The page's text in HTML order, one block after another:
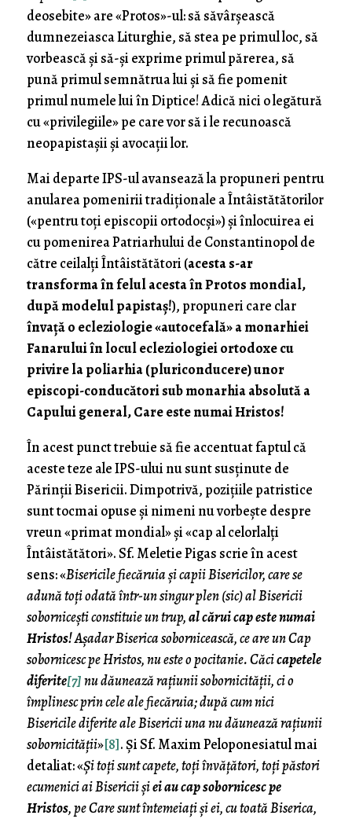
deosebite» are «Protos»-ul: să săvârșească
dumnezeiasca Liturghie, să stea pe primul loc, să
vorbească și să-și exprime primul părerea, să
pună primul semnătrua lui și să fie pomenit
primul numele lui în Diptice! Adică nici o legătură
cu «privilegiile» pe care vor să i le recunoască
neopapistașii și avocații lor.
Mai departe IPS-ul avansează la propuneri pentru
anularea pomenirii tradiționale a Întâistătătorilor
(«pentru toți episcopii ortodocși») și înlocuirea ei
cu pomenirea Patriarhului de Constantinopol de
către ceilalți Întâistătători (acesta s-ar
transforma în felul acesta în Protos mondial,
după modelul papistaș!), propuneri care clar
învață o ecleziologie «autocefală» a monarhiei
Fanarului în locul ecleziologiei ortodoxe cu
privire la poliarhia (pluriconducere) unor
episcopi-conducători sub monarhia absolută a
Capului general, Care este numai Hristos!
În acest punct trebuie să fie accentuat faptul că
aceste teze ale IPS-ului nu sunt susținute de
Părinții Bisericii. Dimpotrivă, pozițiile patristice
sunt tocmai opuse și nimeni nu vorbește despre
vreun «primat mondial» și «cap al celorlalți
Întâistătători». Sf. Meletie Pigas scrie în acest
sens: «Bisericile fiecăruia și capii Bisericilor, care se
adună toți odată într-un singur plen (sic) al Bisericii
sobornicești constituie un trup,al cărui cap este numai
Hristos! Așadar Biserica sobornicească, ce are un Cap
sobornicesc pe Hristos, nu este o pocitanie. Căcicapetele
diferite[7]nu dăunează rațiunii sobornicității, ci o
împlinesc prin cele ale fiecăruia; după cum nici
Bisericile diferite ale Bisericii una nu dăunează rațiunii
sobornicității»[8]. Și Sf. Maxim Peloponesiatul mai
detaliat: «Și toți sunt capete, toți învățători, toți păstori
ecumenici ai Bisericii șiei au cap sobornicesc pe
Hristos, pe Care sunt întemeiați și ei, cu toată Biserica,